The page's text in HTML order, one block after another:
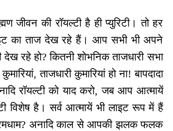
जीवन की रॉयल्टी है ही प्युरिटी। तो हर
का ताज देख रहे हैं। आप सभी भी अपने
देख रहे हो? कितनी शोभनिक ताजधारी सभा
ताजधारी कुमारियां हो ना! बापदादा
रॉयल्टी को याद करो, जब आप आत्मायें
विशेष है। सर्व आत्मायें भी लाइट रूप में हैं
अनादि काल से आपकी झलक फलक